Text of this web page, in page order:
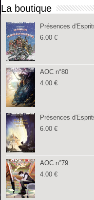
La boutique
Présences
6.00€
AOC n°80
4.00€
Présences
6.00€
AOC n°79
4.00€